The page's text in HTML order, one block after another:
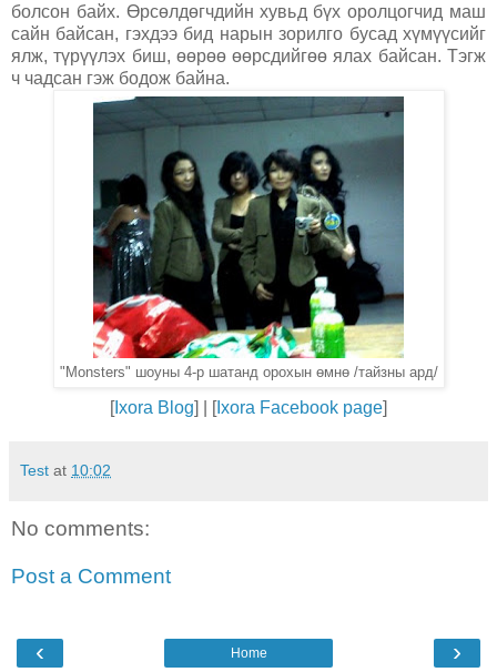
болсон байх. Өрсөлдөгчдийн хувьд бүх оролцогчид маш
сайн байсан, гэхдээ бид нарын зорилго бусад хүмүүсийг
ялж, түрүүлэх биш, өөрөө өөрсдийгөө ялах байсан. Тэгж
ч чадсан гэж бодож байна.
"Monsters" шоуны 4-р шатанд орохын өмнө /тайзны ард/
[Ixora Blog] | [Ixora Facebook page]
Test at 10:02
No comments:
Post a Comment
‹ ›
Home